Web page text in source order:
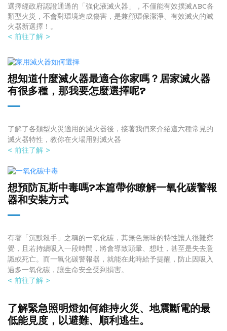
選擇經政府認證通過的「強化液滅火器」，不僅能有效撲滅ABC各
類型火災，不會對環境造成傷害，是兼顧環保潔淨、有效滅火的滅
火器新選擇！。
< 前往了解 >
想知道什麼滅火器最適合你家嗎？居家滅火器
有很多種，那我要怎麼選擇呢?
了解了各類型火災適用的滅火器後，接著我們來介紹這六種常見的
滅火器特性，教你在火場用對滅火器
< 前往了解 >
想預防瓦斯中毒嗎?本篇帶你瞭解一氧化碳警報
器和安裝方式
有著「沉默殺手」之稱的一氧化碳，其無色無味的特性讓人很難察
覺，且若持續吸入一段時間，將會導致頭暈、想吐，甚至是失去意
識或死亡。而一氧化碳警報器，就能在此時給予提醒，防止因吸入
過多一氧化碳，讓生命安全受到損害。
< 前往了解 >
了解緊急照明燈如何維持火災、地震斷電的最
低能見度，以避難、順利逃生。